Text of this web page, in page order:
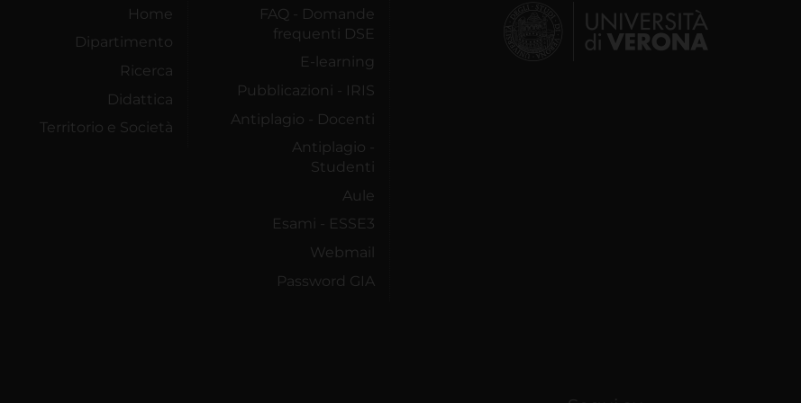
Home
Dipartimento
Ricerca
Didattica
Territorio e Società
FAQ - Domande
frequenti DSE
E-learning
Pubblicazioni - IRIS
Antiplagio - Docenti
Antiplagio -
Studenti
Aule
Esami - ESSE3
Webmail
Password GIA